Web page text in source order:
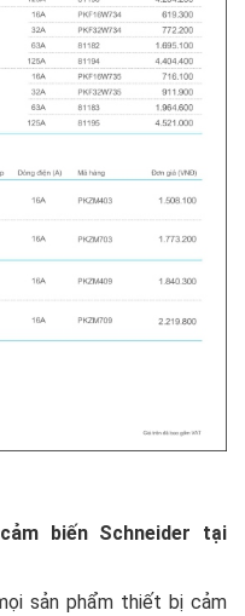
biến Schneider tại
sản phẩm thiết bị cảm